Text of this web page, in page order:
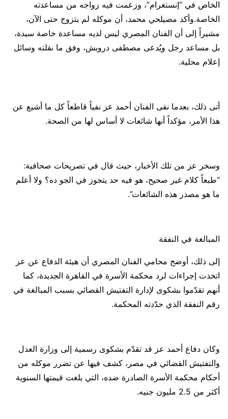
الخاص في “إنستغرام”، وزعمت فيه زواجه من مساعدته
الخاصة.وأكد مصيلحي محمد، أن موكله لم يتزوج حتى الآن،
مشيراً إلى أن الفنان المصري ليس لديه مساعدة خاصة سيدة،
بل مساعد رجل ويُدعى مصطفى درويش، وفق ما نقلته وسائل
إعلام محلية.
أتى ذلك، بعدما نفى الفنان أحمد عز نفياً قاطعاً كل ما أشيع عن
هذا الأمر، مؤكداً أنها شائعات لا أساس لها من الصحة.
وسخر عز من تلك الأخبار، حيث قال في تصريحات صحافية:
“طبعاً كلام غير صحيح، هو فيه حد يتجوز في الجو ده؟ ولا أعلم
ما هو مصدر هذه الشائعات”.
المبالغة في النفقة
إلى ذلك، أوضح محامي الفنان المصري أن هيئة الدفاع عن عز
اتخذت إجراءات لرد محكمة الأسرة في القاهرة الجديدة، كما
أنهم تقدّموا بشكوى لإدارة التفتيش القضائي بسبب المبالغة في
رقم النفقة الذي حدّدته المحكمة.
وكان دفاع أحمد عز قد تقدّم بشكوى رسمية إلى وزارة العدل
والتفتيش القضائي في مصر، كشف فيها عن تضرر موكله من
أحكام محكمة الأسرة الصادرة ضده، التي بلغت قيمتها السنوية
أكثر من 2.5 مليون جنيه.